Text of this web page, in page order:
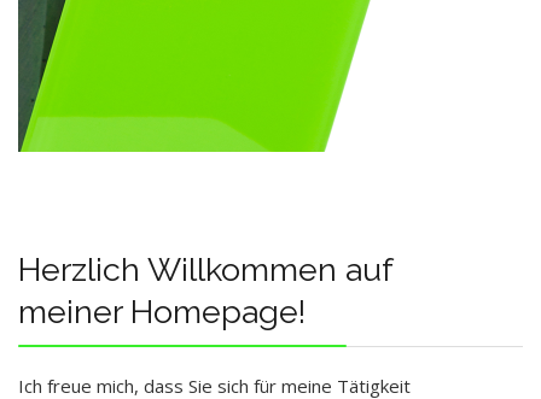
Herzlich Willkommen auf
meiner Homepage!
Ich freue mich, dass Sie sich für meine Tätigkeit